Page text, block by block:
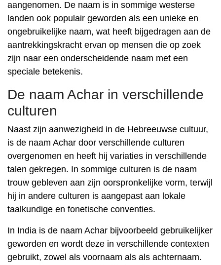
aangenomen. De naam is in sommige westerse
landen ook populair geworden als een unieke en
ongebruikelijke naam, wat heeft bijgedragen aan de
aantrekkingskracht ervan op mensen die op zoek
zijn naar een onderscheidende naam met een
speciale betekenis.
De naam Achar in verschillende
culturen
Naast zijn aanwezigheid in de Hebreeuwse cultuur,
is de naam Achar door verschillende culturen
overgenomen en heeft hij variaties in verschillende
talen gekregen. In sommige culturen is de naam
trouw gebleven aan zijn oorspronkelijke vorm, terwijl
hij in andere culturen is aangepast aan lokale
taalkundige en fonetische conventies.
In India is de naam Achar bijvoorbeeld gebruikelijker
geworden en wordt deze in verschillende contexten
gebruikt, zowel als voornaam als als achternaam.